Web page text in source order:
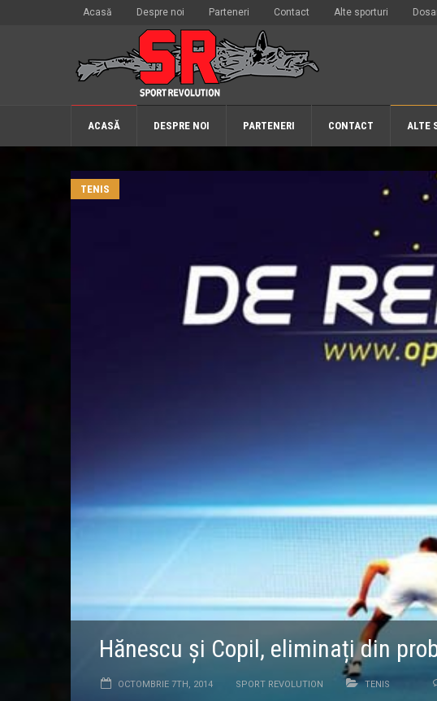
Acasă Despre noi Parteneri Contact Alte sporturi
ACASĂ DESPRE NOI PARTENERI CONTACT ALTE
TENIS
Hănescu și Copil, eliminați din
OCTOMBRIE 7TH, 2014 SPORT REVOLUTION TENIS